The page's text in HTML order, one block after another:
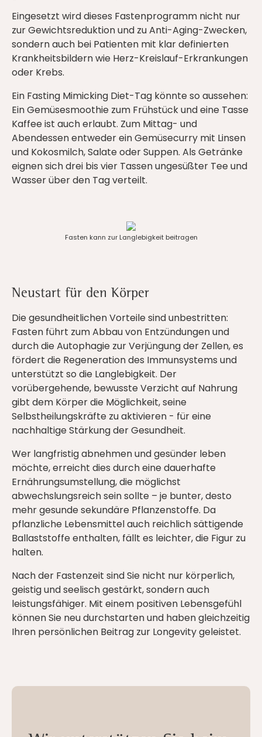
Eingesetzt wird dieses Fastenprogramm nicht nur
zur Gewichtsreduktion und zu Anti-Aging-Zwecken,
sondern auch bei Patienten mit klar definierten
Krankheitsbildern wie Herz-Kreislauf-Erkrankungen
oder Krebs.
Ein Fasting Mimicking Diet-Tag könnte so aussehen:
Ein Gemüsesmoothie zum Frühstück und eine Tasse
Kaffee ist auch erlaubt. Zum Mittag- und
Abendessen entweder ein Gemüsecurry mit Linsen
und Kokosmilch, Salate oder Suppen. Als Getränke
eignen sich drei bis vier Tassen ungesüßter Tee und
Wasser über den Tag verteilt.
Fasten kann zur Langlebigkeit beitragen
Neustart für den Körper
Die gesundheitlichen Vorteile sind unbestritten:
Fasten führt zum Abbau von Entzündungen und
durch die Autophagie zur Verjüngung der Zellen, es
fördert die Regeneration des Immunsystems und
unterstützt so die Langlebigkeit. Der
vorübergehende, bewusste Verzicht auf Nahrung
gibt dem Körper die Möglichkeit, seine
Selbstheilungskräfte zu aktivieren - für eine
nachhaltige Stärkung der Gesundheit.
Wer langfristig abnehmen und gesünder leben
möchte, erreicht dies durch eine dauerhafte
Ernährungsumstellung, die möglichst
abwechslungsreich sein sollte – je bunter, desto
mehr gesunde sekundäre Pflanzenstoffe. Da
pflanzliche Lebensmittel auch reichlich sättigende
Ballaststoffe enthalten, fällt es leichter, die Figur zu
halten.
Nach der Fastenzeit sind Sie nicht nur körperlich,
geistig und seelisch gestärkt, sondern auch
leistungsfähiger. Mit einem positiven Lebensgefühl
können Sie neu durchstarten und haben gleichzeitig
Ihren persönlichen Beitrag zur Longevity geleistet.